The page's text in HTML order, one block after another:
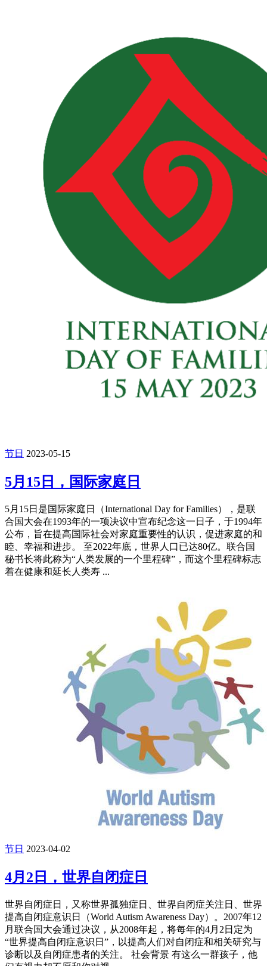
节日 2023-05-15
5月15日，国际家庭日
5月15日是国际家庭日（International Day for Families），是联
合国大会在1993年的一项决议中宣布纪念这一日子，于1994年
公布，旨在提高国际社会对家庭重要性的认识，促进家庭的和
睦、幸福和进步。 至2022年底，世界人口已达80亿。联合国
秘书长将此称为“人类发展的一个里程碑”，而这个里程碑标志
着在健康和延长人类寿 ...
节日 2023-04-02
4月2日，世界自闭症日
世界自闭症日，又称世界孤独症日、世界自闭症关注日、世界
提高自闭症意识日（World Autism Awareness Day）。2007年12
月联合国大会通过决议，从2008年起，将每年的4月2日定为
“世界提高自闭症意识日”，以提高人们对自闭症和相关研究与
诊断以及自闭症患者的关注。 社会背景 有这么一群孩子，他